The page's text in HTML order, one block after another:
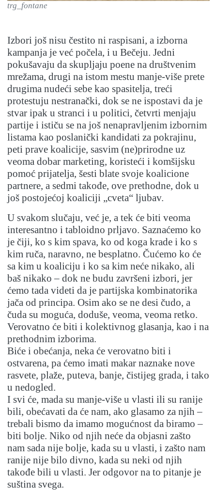
trg_fontane
Izbori još nisu čestito ni raspisani, a izborna
kampanja je već počela, i u Bečeju. Jedni
pokušavaju da skupljaju poene na društvenim
mrežama, drugi na istom mestu manje-više prete
drugima nudeći sebe kao spasitelja, treći
protestuju nestranački, dok se ne ispostavi da je
stvar ipak u stranci i u politici, četvrti menjaju
partije i ističu se na još nenapravljenim izbornim
listama kao poslanički kandidati za pokrajinu,
peti prave koalicije, sasvim (ne)prirodne uz
veoma dobar marketing, koristeći i komšijsku
pomoć prijatelja, šesti blate svoje koalicione
partnere, a sedmi takođe, ove prethodne, dok u
još postojećoj koaliciji „cveta“ ljubav.
U svakom slučaju, već je, a tek će biti veoma
interesantno i tabloidno prljavo. Saznaćemo ko
je čiji, ko s kim spava, ko od koga krade i ko s
kim ruča, naravno, ne besplatno. Čućemo ko će
sa kim u koaliciju i ko sa kim neće nikako, ali
baš nikako – dok ne budu završeni izbori, jer
ćemo tada videti da je partijska kombinatorika
jača od principa. Osim ako se ne desi čudo, a
čuda su moguća, doduše, veoma, veoma retko.
Verovatno će biti i kolektivnog glasanja, kao i na
prethodnim izborima.
Biće i obećanja, neka će verovatno biti i
ostvarena, pa ćemo imati makar naznake nove
rasvete, plaže, puteva, banje, čistijeg grada, i tako
u nedogled.
I svi će, mada su manje-više u vlasti ili su ranije
bili, obećavati da će nam, ako glasamo za njih –
trebali bismo da imamo mogućnost da biramo –
biti bolje. Niko od njih neće da objasni zašto
nam sada nije bolje, kada su u vlasti, i zašto nam
ranije nije bilo divno, kada su neki od njih
takođe bili u vlasti. Jer odgovor na to pitanje je
suština svega.